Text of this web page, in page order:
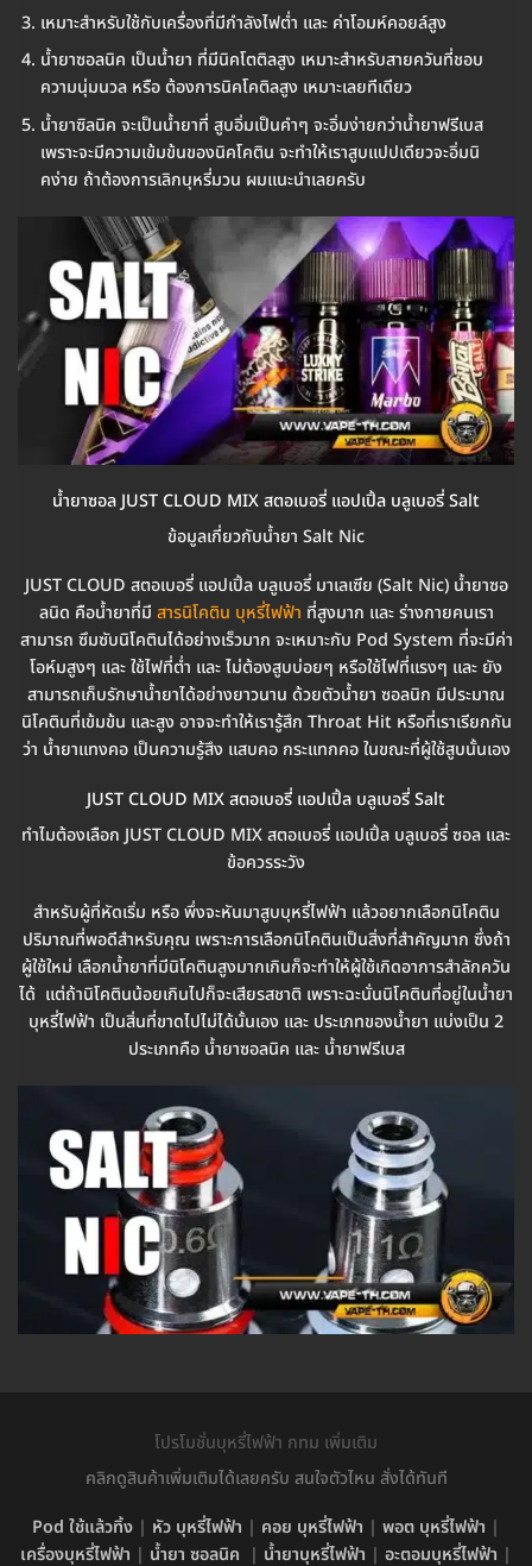
เหมาะสำหรับใช้กับเครื่องที่มีกำลังไฟต่ำ และ ค่าโอมห์คอยล์สูง
น้ำยาซอลนิค เป็นน้ำยา ที่มีนิคโตติลสูง เหมาะสำหรับสายควันที่ชอบ
ความนุ่มนวล หรือ ต้องการนิคโคติลสูง เหมาะเลยทีเดียว
น้ำยาซิลนิค จะเป็นน้ำยาที่ สูบอิ่มเป็นคำๆ จะอิ่มง่ายกว่าน้ำยาฟรีเบส
เพราะจะมีความเข้มข้นของนิคโคติน จะทำให้เราสูบแปปเดียวจะอิ่มนิ
คง่าย ถ้าต้องการเลิกบุหรี่มวน ผมแนะนำเลยครับ
น้ำยาซอล JUST CLOUD MIX สตอเบอรี่ แอปเปิ้ล บลูเบอรี่ Salt
ข้อมูลเกี่ยวกับน้ำยา Salt Nic
JUST CLOUD สตอเบอรี่ แอปเปิ้ล บลูเบอรี่ มาเลเซีย (Salt Nic) น้ำยาซอ
ลนิด คือน้ำยาที่มี สารนิโคติน บุหรี่ไฟฟ้า ที่สูงมาก และ ร่างกายคนเรา
สามารถ ซึมซับนิโคตินได้อย่างเร็วมาก จะเหมาะกับ Pod System ที่จะมีค่า
โอห์มสูงๆ และ ใช้ไฟที่ต่ำ และ ไม่ต้องสูบบ่อยๆ หรือใช้ไฟที่แรงๆ และ ยัง
สามารถเก็บรักษาน้ำยาได้อย่างยาวนาน ด้วยตัวน้ำยา ซอลนิก มีประมาณ
นิโคตินที่เข้มข้น และสูง อาจจะทำให้เรารู้สึก Throat Hit หรือที่เราเรียกกัน
ว่า น้ำยาแทงคอ เป็นความรู้สึง แสบคอ กระแทกคอ ในขณะที่ผู้ใช้สูบนั้นเอง
JUST CLOUD MIX สตอเบอรี่ แอปเปิ้ล บลูเบอรี่ Salt
ทำไมต้องเลือก JUST CLOUD MIX สตอเบอรี่ แอปเปิ้ล บลูเบอรี่ ซอล และ
ข้อควรระวัง
สำหรับผู้ที่หัดเริ่ม หรือ พึ่งจะหันมาสูบบุหรี่ไฟฟ้า แล้วอยากเลือกนิโคติน
ปริมาณที่พอดีสำหรับคุณ เพราะการเลือกนิโคตินเป็นสิ่งที่สำคัญมาก ซึ่งถ้า
ผู้ใช้ใหม่ เลือกน้ำยาที่มีนิโคตินสูงมากเกินก็จะทำให้ผู้ใช้เกิดอาการสำลักควัน
ได้ แต่ถ้านิโคตินน้อยเกินไปก็จะเสียรสชาติ เพราะฉะนั่นนิโคตินที่อยู่ในน้ำยา
บุหรี่ไฟฟ้า เป็นสิ่นที่ขาดไปไม่ได้นั้นเอง และ ประเภทของน้ำยา แบ่งเป็น 2
ประเภทคือ น้ำยาซอลนิค และ น้ำยาฟรีเบส
โปรโมชั่นบุหรี่ไฟฟ้า กทม เพิ่มเติม
คลิกดูสินค้าเพิ่มเติมได้เลยครับ สนใจตัวไหน สั่งได้ทันที
Pod ใช้แล้วทิ้ง | หัว บุหรี่ไฟฟ้า | คอย บุหรี่ไฟฟ้า | พอต บุหรี่ไฟฟ้า |
เครื่องบุหรี่ไฟฟ้า | น้ำยา ซอลนิค | น้ำยาบุหรี่ไฟฟ้า | อะตอมบุหรี่ไฟฟ้า |